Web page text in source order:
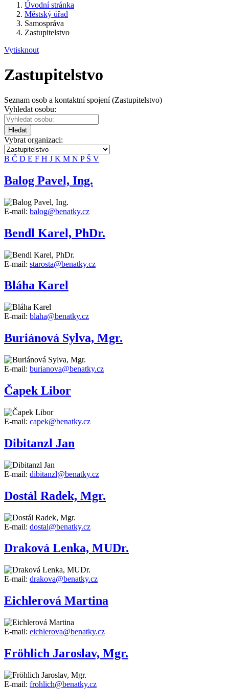
Úvodní stránka
Městský úřad
Samospráva
Zastupitelstvo
Vytisknout
Zastupitelstvo
Seznam osob a kontaktní spojení (Zastupitelstvo)
Vyhledat osobu:
Hledat
Vybrat organizaci:
B Č D E F H J K M N P Š V
Balog Pavel, Ing.
E-mail: balog@benatky.cz
Bendl Karel, PhDr.
E-mail: starosta@benatky.cz
Bláha Karel
E-mail: blaha@benatky.cz
Buriánová Sylva, Mgr.
E-mail: burianova@benatky.cz
Čapek Libor
E-mail: capek@benatky.cz
Dibitanzl Jan
E-mail: dibitanzl@benatky.cz
Dostál Radek, Mgr.
E-mail: dostal@benatky.cz
Draková Lenka, MUDr.
E-mail: drakova@benatky.cz
Eichlerová Martina
E-mail: eichlerova@benatky.cz
Fröhlich Jaroslav, Mgr.
E-mail: frohlich@benatky.cz